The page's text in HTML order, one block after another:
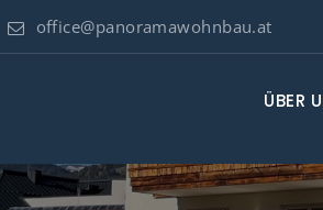
office@panoramawohnbau.at
ÜBER